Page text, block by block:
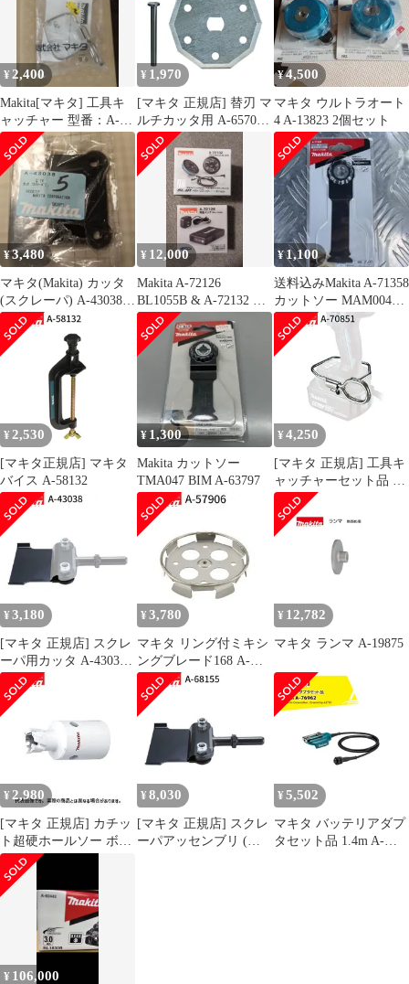
ー
¥ 2,400
Makita[マキタ] 工具キ
ャッチャー 型番：A-
58419 新品未使用品
¥ 1,970
[マキタ 正規店] 替刃 マ
ルチカッタ用 A-65707
ロックピン付(刃物交換
用)
¥4,500
マキタ ウルトラオート
4 A-13823 2個セット
¥3,480
マキタ(Makita) カッタ
(スクレーパ) A-43038 5
個セット
¥ 12,000
Makita A-72126
BL1055B & A-72132 セ
ット
¥1,100
送料込みMakita A-71358
カットソー MAM004
SK一枚
¥ 2,530
[マキタ正規店] マキタ
バイス A-58132
¥ 1,300
Makita カットソー
TMA047 BIM A-63797
¥ 4,250
[マキタ 正規店] 工具キ
ャッチャーセット品 A-
70851
¥ 3,180
[マキタ 正規店] スクレ
ーパ用カッタ A-43038
スクレーパー
¥ 3,780
マキタ リング付ミキシ
ングブレード168 A-
57906 低粘土材用
makita 正規品 純正品 撹
拌機 撹拌 かくはん機
かくはん 刃 ブレード
アクセサリ アタッチメ
ント 部品 交換
¥ 12,782
マキタ ランマ A-19875
¥ 2,980
[マキタ 正規店] カチッ
ト超硬ホールソー ボデ
ィのみ 片刃仕様 A-
36996(14mm) A-
37007(15mm) A-
37013(16mm) A-
37029(17mm) A-
37035(18mm) A-
37041(19mm) A-
37057(20mm)
¥ 8,030
[マキタ 正規店] スクレ
ーパアッセンブリ (六
¥ 5,502
マキタ バッテリアダプ
タセット品 1.4m A-
¥ 106,000